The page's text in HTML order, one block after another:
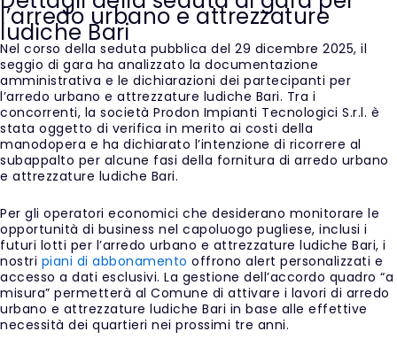
l’arredo urbano e attrezzature
ludiche Bari
Nel corso della seduta pubblica del 29 dicembre 2025, il
seggio di gara ha analizzato la documentazione
amministrativa e le dichiarazioni dei partecipanti per
l’arredo urbano e attrezzature ludiche Bari. Tra i
concorrenti, la società Prodon Impianti Tecnologici S.r.l. è
stata oggetto di verifica in merito ai costi della
manodopera e ha dichiarato l’intenzione di ricorrere al
subappalto per alcune fasi della fornitura di arredo urbano
e attrezzature ludiche Bari.
Per gli operatori economici che desiderano monitorare le
opportunità di business nel capoluogo pugliese, inclusi i
futuri lotti per l’arredo urbano e attrezzature ludiche Bari, i
nostri piani di abbonamento offrono alert personalizzati e
accesso a dati esclusivi. La gestione dell’accordo quadro “a
misura” permetterà al Comune di attivare i lavori di arredo
urbano e attrezzature ludiche Bari in base alle effettive
necessità dei quartieri nei prossimi tre anni.